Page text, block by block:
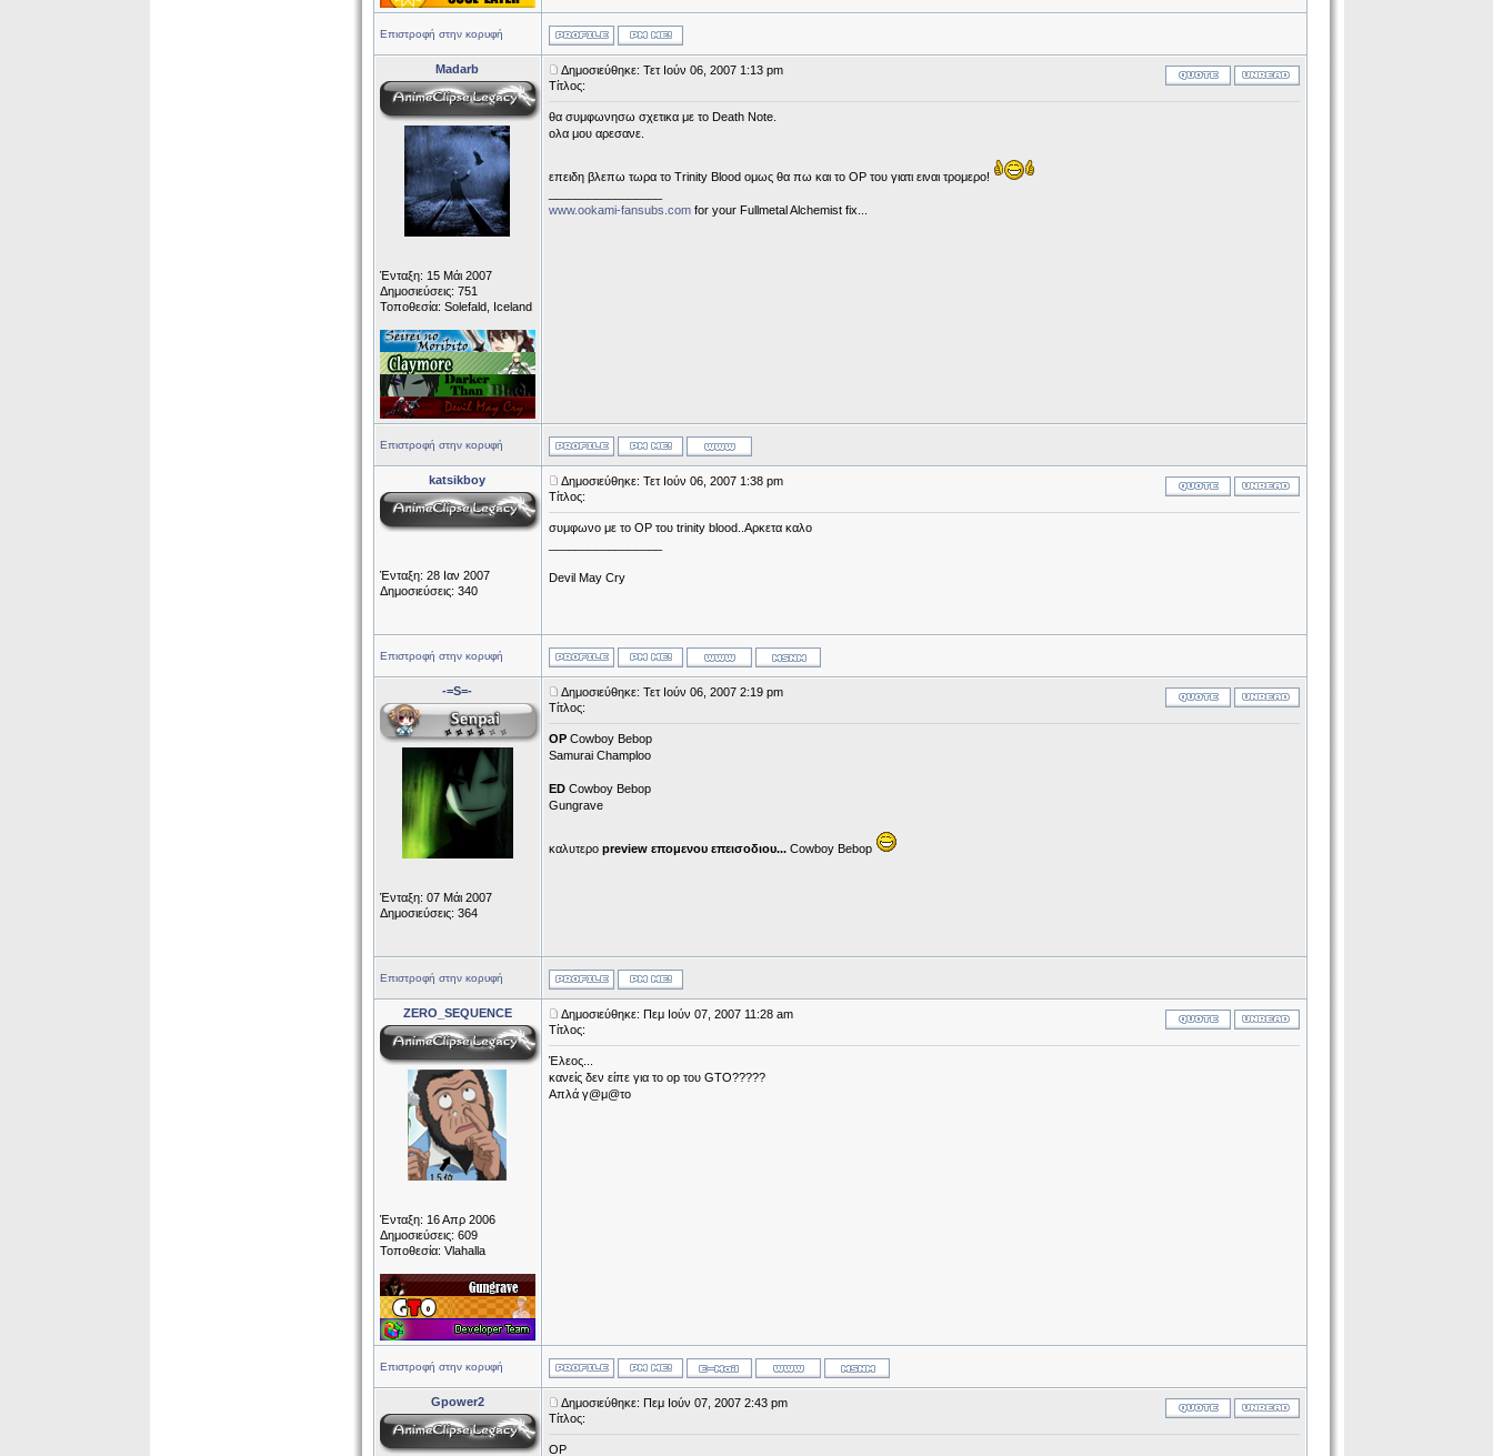
Επιστροφή στην κορυφή
Madarb
Ένταξη: 15 Μάι 2007
Δημοσιεύσεις: 751
Τοποθεσία: Solefald, Iceland
Δημοσιεύθηκε: Τετ Ιούν 06, 2007 1:13 pm
Τίτλος:
θα συμφωνησω σχετικα με το Death Note.
ολα μου αρεσανε.
επειδη βλεπω τωρα το Trinity Blood ομως θα πω και το ΟΡ του γιατι ειναι τρομερο!
www.ookami-fansubs.comfor your Fullmetal Alchemist fix...
Επιστροφή στην κορυφή
katsikboy
Ένταξη: 28 Ιαν 2007
Δημοσιεύσεις: 340
Δημοσιεύθηκε: Τετ Ιούν 06, 2007 1:38 pm
Τίτλος:
συμφωνο με το ΟP του trinity blood..Aρκετα καλο
Devil May Cry
Επιστροφή στην κορυφή
-=S=-
Ένταξη: 07 Μάι 2007
Δημοσιεύσεις: 364
Δημοσιεύθηκε: Τετ Ιούν 06, 2007 2:19 pm
Τίτλος:
OPCowboy Bebop
Samurai Champloo
EDCowboy Bebop
Gungrave
καλυτερο preview επομενου επεισοδιου...Cowboy Bebop
Επιστροφή στην κορυφή
ZERO_SEQUENCE
Ένταξη: 16 Απρ 2006
Δημοσιεύσεις: 609
Τοποθεσία: Vlahalla
Δημοσιεύθηκε: Πεμ Ιούν 07, 2007 11:28 am
Τίτλος:
Έλεος...
κανείς δεν είπε για το οp του GTO?????
Απλά γ@μ@το
Επιστροφή στην κορυφή
Gpower2
Δημοσιεύθηκε: Πεμ Ιούν 07, 2007 2:43 pm
Τίτλος:
OP